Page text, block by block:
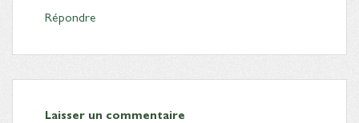
Répondre
Laisser un commentaire